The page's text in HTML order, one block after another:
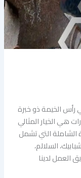
رأس الخيمة ذو خبرة
هي الخيار المثالي
الشاملة التي تشمل
السلالم،
العمل لدينا